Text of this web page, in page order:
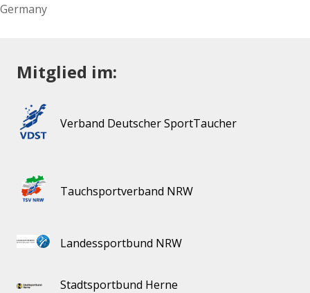
Germany
Mitglied im:
Verband Deutscher SportTaucher
Tauchsportverband NRW
Landessportbund NRW
Stadtsportbund Herne